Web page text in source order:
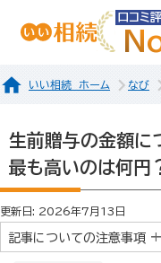
口コミ
いい相続 ホーム なび
生前贈与の金額に
最も高いのは何円
更新日: 2026年7月13日
記事についての注意事項